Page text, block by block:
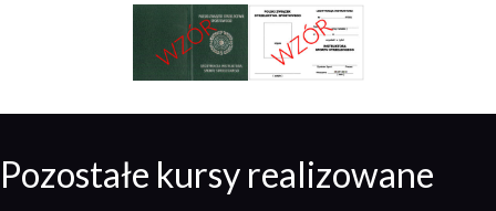
Pozostałe kursy realizowane